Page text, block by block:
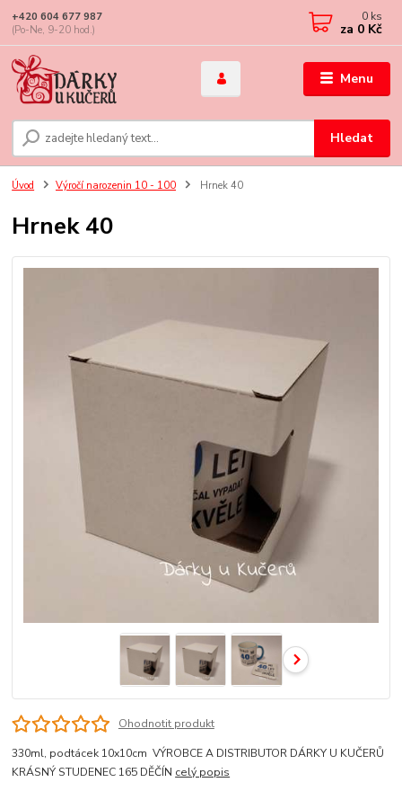
Menu
Hledat
+420 604 677 987
(Po-Ne, 9-20 hod.)
0 ks
za 0 Kč
Úvod Výročí narozenin 10 - 100 Hrnek 40
Hrnek 40
Ohodnotit produkt
330ml, podtácek 10x10cm VÝROBCE A DISTRIBUTOR DÁRKY U KUČERŮ
KRÁSNÝ STUDENEC 165 DĚČÍN celý popis